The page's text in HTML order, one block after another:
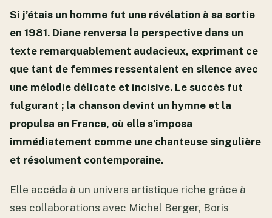
Si j’étais un homme fut une révélation à sa sortie
en 1981. Diane renversa la perspective dans un
texte remarquablement audacieux, exprimant ce
que tant de femmes ressentaient en silence avec
une mélodie délicate et incisive. Le succès fut
fulgurant ; la chanson devint un hymne et la
propulsa en France, où elle s’imposa
immédiatement comme une chanteuse singulière
et résolument contemporaine.
Elle accéda à un univers artistique riche grâce à
ses collaborations avec Michel Berger, Boris